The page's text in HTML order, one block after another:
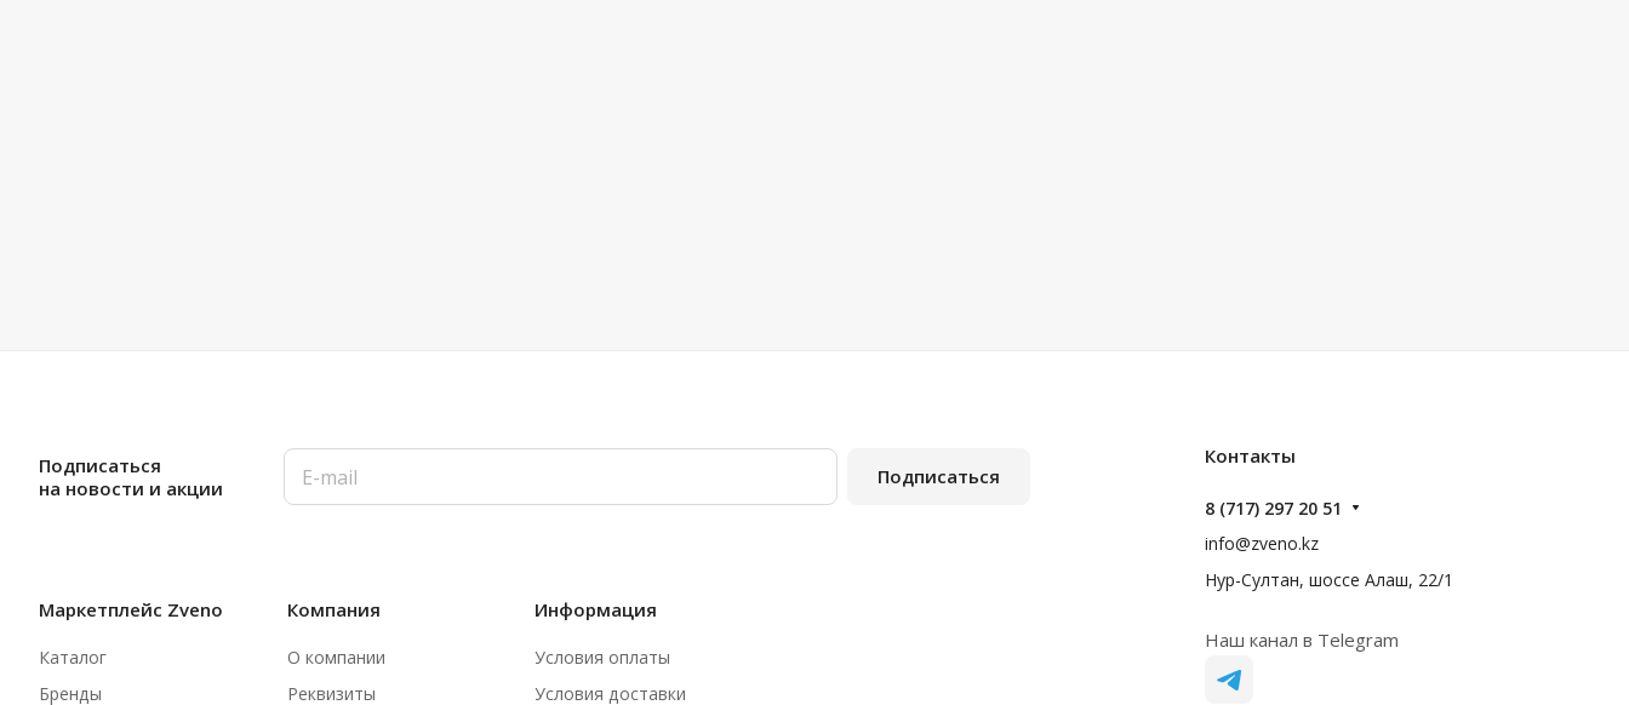
Подписаться
на новости и акции
Подписаться
Маркетплейс Zveno
Каталог
Бренды
Компания
О компании
Реквизиты
Информация
Условия оплаты
Условия доставки
Контакты
8 (717) 297 20 51
info@zveno.kz
Нур-Султан, шоссе Алаш, 22/1
Наш канал в Telegram